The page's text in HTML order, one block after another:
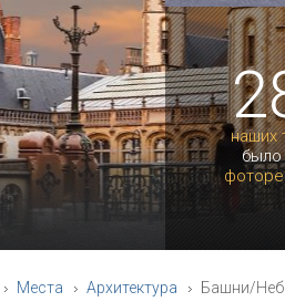
наших
было
Места Архитектура Башни/